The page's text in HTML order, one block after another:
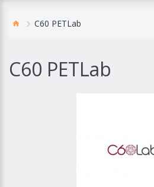
C60 PETLab
C60 PETLab